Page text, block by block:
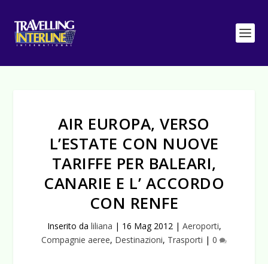
AIR EUROPA, VERSO
L’ESTATE CON NUOVE
TARIFFE PER BALEARI,
CANARIE E L’ ACCORDO
CON RENFE
Inserito da liliana | 16 Mag 2012| Aeroporti,
Compagnie aeree, Destinazioni, Trasporti | 0